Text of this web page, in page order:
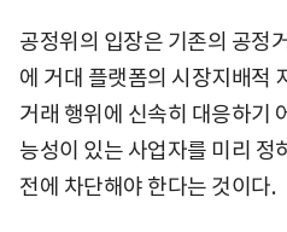
공정위의 입장은 기존의 공정
에 거대 플랫폼의 시장지배적
거래 행위에 신속히 대응하기
능성이 있는 사업자를 미리 정
전에 차단해야 한다는 것이다.